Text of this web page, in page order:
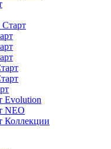
Evolution
NEO
Коллекции